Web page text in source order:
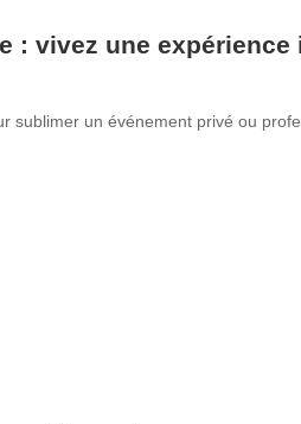
: vivez une expérience
sublimer un événement privé ou